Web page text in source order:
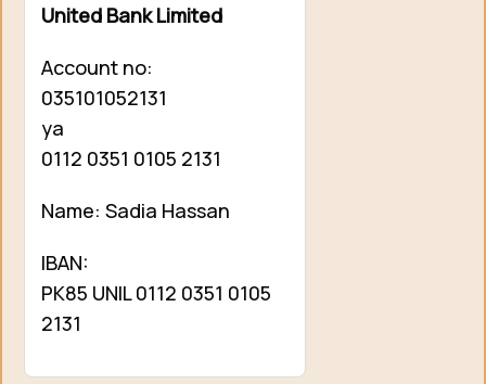
United Bank Limited
Account no:
035101052131
ya
0112 0351 0105 2131
Name: Sadia Hassan
IBAN:
PK85 UNIL 0112 0351 0105
2131